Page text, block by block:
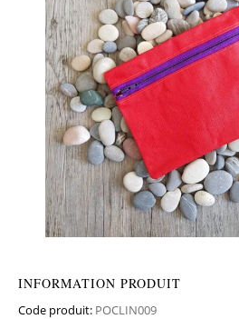
INFORMATION PRODUIT
Code produit: POCLIN009